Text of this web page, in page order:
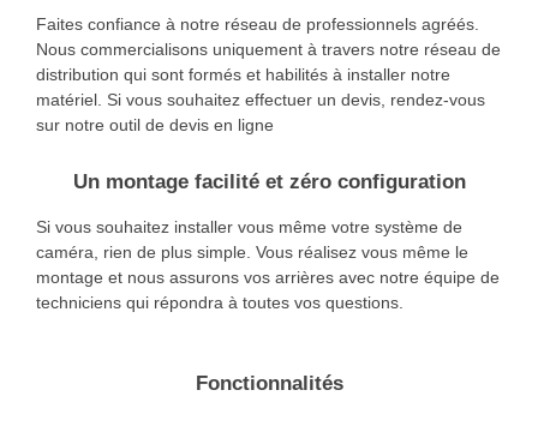
Faites confiance à notre réseau de professionnels agréés.
Nous commercialisons uniquement à travers notre réseau de
distribution qui sont formés et habilités à installer notre
matériel. Si vous souhaitez effectuer un devis, rendez-vous
sur notre outil de devis en ligne
Un montage facilité et zéro configuration
Si vous souhaitez installer vous même votre système de
caméra, rien de plus simple. Vous réalisez vous même le
montage et nous assurons vos arrières avec notre équipe de
techniciens qui répondra à toutes vos questions.
Fonctionnalités